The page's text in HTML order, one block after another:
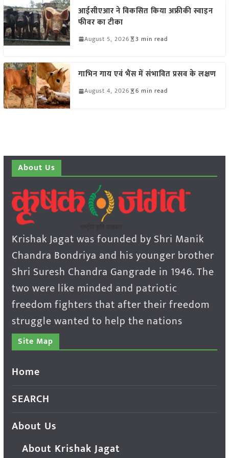
आईसीएआर ने विकसित किया अफ्रीकी स्वाइन
फीवर का टीका
August 5, 2026 3 min read
गाभिन गाय एवं भैंस में संभावित प्रसव के लक्षण
August 4, 2026 6 min read
About Us
Krishak Jagat was founded by Shri Manik
Chandra Bondriya and his younger brother
Shri Suresh Chandra Gangrade in 1946. The
two were like minded and patriotic
freedom fighters that after their freedom
struggle wanted to help the nations
Site Map
Home
SEARCH
About Us
About Krishak Jagat